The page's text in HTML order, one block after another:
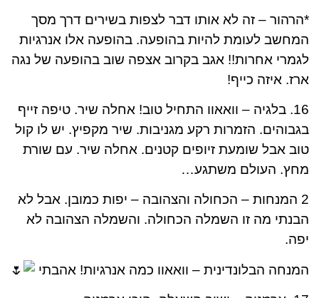
*הרהור – זה לא אותו דבר לצפות בשירים דרך מסך
המחשב לעומת להיות בהופעה. בהופעה אלו אנרגיות
לגמרי אחרות!! אגב בקרוב אצפה שוב בהופעה של נגה
ארז. איזה כייף!
16. בלגיה – וואאוו התחיל טוב! אחלה שיר. טיפה זייף
בגבוהים. הזמרות רקע מגניבות. שיר מקפיץ. יש לו קול
טוב אבל שומעת זיופים קטנים. אחלה שיר. עם שורת
מחץ. העולם משתגע…
2 המנחות – הכחולה והצהובה – יפות כמובן. אבל לא
הבנתי מה זו השמלה הכחולה. והשמלה הצהובה לא
יפה.
המנחה הבלונדינית – וואאוו כמה אנרגיות! אהבתי